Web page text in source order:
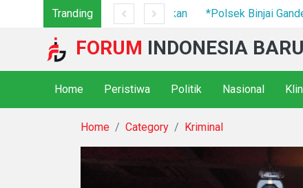
Tranding
Hingga Mesin Dimusnahkan *Polsek Binjai Gandeng
FORUM INDONESIA BARU
Home Peristiwa Politik Nasional
Home Category Kriminal